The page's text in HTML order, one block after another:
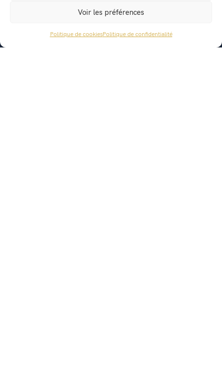
Voir les préférences
Politique de cookiesPolitique de confidentialité
ACCÈS RAPIDE